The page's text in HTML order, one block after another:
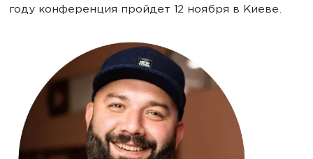
году конференция пройдет 12 ноября в Киеве.